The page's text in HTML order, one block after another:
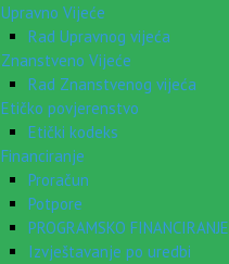
Upravno Vijeće
Rad Upravnog vijeća
Znanstveno Vijeće
Rad Znanstvenog vijeća
Etičko povjerenstvo
Etički kodeks
Financiranje
Proračun
Potpore
PROGRAMSKO FINANCIRANJE
Izvještavanje po uredbi